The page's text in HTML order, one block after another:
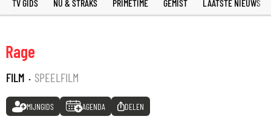
TV GIDS NU & STRAKS PRIMETIME GEMIST LAATSTE NIEUWS
Rage
FILM · SPEELFILM
MIJNGIDS AGENDA DELEN